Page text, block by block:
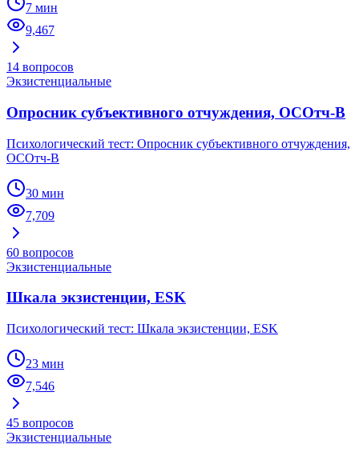
7 мин
9,467
14 вопросов
Экзистенциальные
Опросник субъективного отчуждения, ОСОтч-В
Психологический тест: Опросник субъективного отчуждения,
ОСОтч-В
30 мин
7,709
60 вопросов
Экзистенциальные
Шкала экзистенции, ESK
Психологический тест: Шкала экзистенции, ESK
23 мин
7,546
45 вопросов
Экзистенциальные